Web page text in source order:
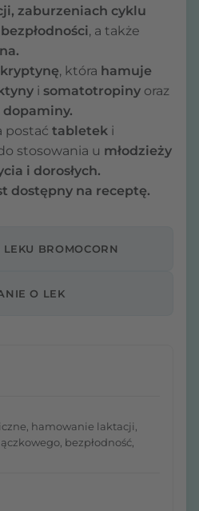
zaburzeniach cyklu
, a także
, która hamuje
i somatotropiny oraz
postać tabletek i
stosowania u młodzieży
i dorosłych.
dostępny na receptę.
BROMOCORN
O LEK
hamowanie laktacji,
bezpłodność,